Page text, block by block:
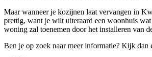
Maar wanneer je kozijnen laat vervangen in
prettig, want je wilt uiteraard een woonhuis
woning zal toenemen door het installeren van
Ben je op zoek naar meer informatie? Kijk